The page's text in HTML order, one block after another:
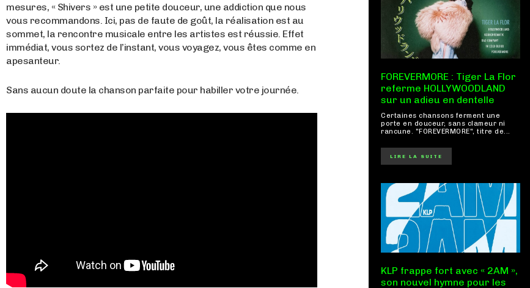
mesures, « Shivers » est une petite douceur, une addiction que nous
vous recommandons. Ici, pas de faute de goût, la réalisation est au
sommet, la rencontre musicale entre les artistes est réussie. Effet
immédiat, vous sortez de l’instant, vous voyagez, vous êtes comme en
apesanteur.
Sans aucun doute la chanson parfaite pour habiller votre journée.
FOREVERMORE : Tiger La Flor
referme HOLLYWOODLAND
sur un adieu en dentelle
Certaines chansons ferment une
porte en douceur, sans clameur ni
rancune. "FOREVERMORE", titre de...
LIRE LA SUITE
KLP frappe fort avec « 2AM »,
son nouvel hymne pour les